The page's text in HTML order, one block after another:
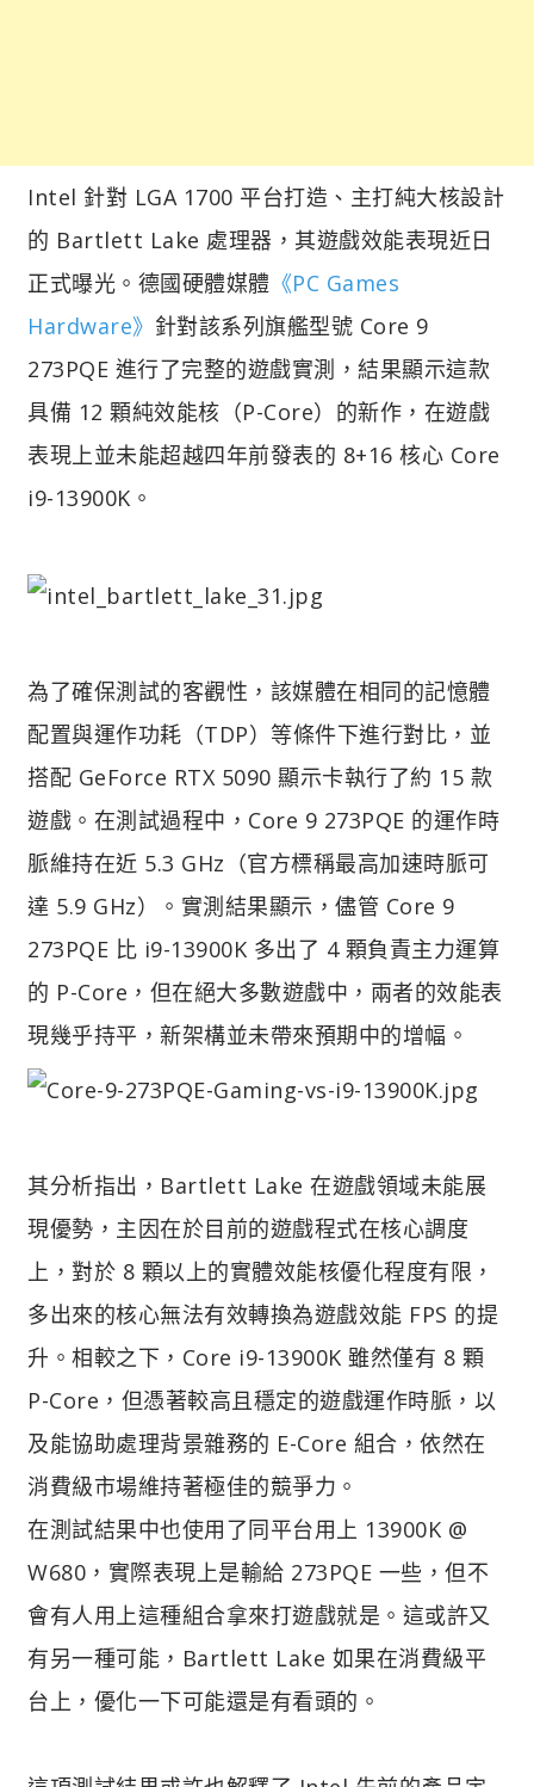
Intel 針對 LGA 1700 平台打造、主打純大核設計
的 Bartlett Lake 處理器，其遊戲效能表現近日
正式曝光。德國硬體媒體 《PC Games
Hardware》 針對該系列旗艦型號 Core 9
273PQE 進行了完整的遊戲實測，結果顯示這款
具備 12 顆純效能核（P-Core）的新作，在遊戲
表現上並未能超越四年前發表的 8+16 核心 Core
i9-13900K。
為了確保測試的客觀性，該媒體在相同的記憶體
配置與運作功耗（TDP）等條件下進行對比，並
搭配 GeForce RTX 5090 顯示卡執行了約 15 款
遊戲。在測試過程中，Core 9 273PQE 的運作時
脈維持在近 5.3 GHz（官方標稱最高加速時脈可
達 5.9 GHz）。實測結果顯示，儘管 Core 9
273PQE 比 i9-13900K 多出了 4 顆負責主力運算
的 P-Core，但在絕大多數遊戲中，兩者的效能表
現幾乎持平，新架構並未帶來預期中的增幅。
其分析指出，Bartlett Lake 在遊戲領域未能展
現優勢，主因在於目前的遊戲程式在核心調度
上，對於 8 顆以上的實體效能核優化程度有限，
多出來的核心無法有效轉換為遊戲效能 FPS 的提
升。相較之下，Core i9-13900K 雖然僅有 8 顆
P-Core，但憑著較高且穩定的遊戲運作時脈，以
及能協助處理背景雜務的 E-Core 組合，依然在
消費級市場維持著極佳的競爭力。
在測試結果中也使用了同平台用上 13900K @
W680，實際表現上是輸給 273PQE 一些，但不
會有人用上這種組合拿來打遊戲就是。這或許又
有另一種可能，Bartlett Lake 如果在消費級平
台上，優化一下可能還是有看頭的。